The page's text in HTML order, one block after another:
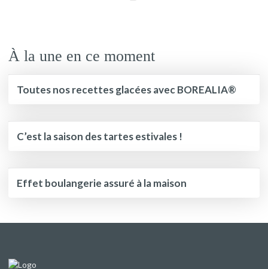
À la une en ce moment
Toutes nos recettes glacées avec BOREALIA®
C’est la saison des tartes estivales !
Effet boulangerie assuré à la maison